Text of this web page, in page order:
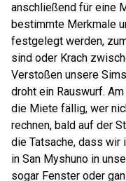
anschließend für eine
bestimmte Merkmale
festgelegt werden,
sind oder Krach
Verstoßen unsere
droht ein Rauswurf.
die Miete fällig, wer
rechnen, bald auf der
die Tatsache, dass wir
in San Myshuno in
sogar Fenster oder